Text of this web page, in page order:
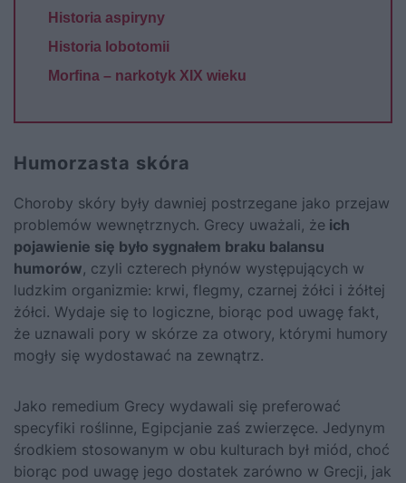
Historia aspiryny
Historia lobotomii
Morfina – narkotyk XIX wieku
Humorzasta skóra
Choroby skóry były dawniej postrzegane jako przejaw
problemów wewnętrznych. Grecy uważali, że ich
pojawienie się było sygnałem braku balansu
humorów, czyli czterech płynów występujących w
ludzkim organizmie: krwi, flegmy, czarnej żółci i żółtej
żółci. Wydaje się to logiczne, biorąc pod uwagę fakt,
że uznawali pory w skórze za otwory, którymi humory
mogły się wydostawać na zewnątrz.
Jako remedium Grecy wydawali się preferować
specyfiki roślinne, Egipcjanie zaś zwierzęce. Jedynym
środkiem stosowanym w obu kulturach był miód, choć
biorąc pod uwagę jego dostatek zarówno w Grecji, jak